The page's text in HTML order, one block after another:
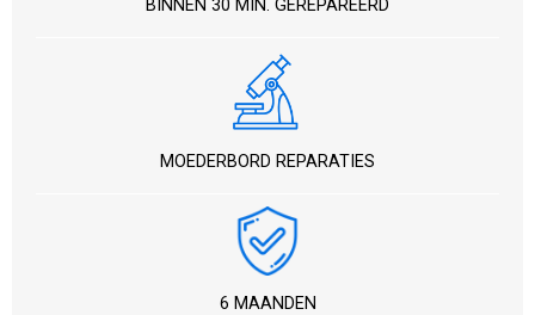
BINNEN 30 MIN. GEREPAREERD
MOEDERBORD REPARATIES
6 MAANDEN